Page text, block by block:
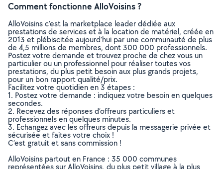
Comment fonctionne AlloVoisins ?
AlloVoisins c’est la marketplace leader dédiée aux
prestations de services et à la location de matériel, créée en
2013 et plébiscitée aujourd’hui par une communauté de plus
de 4,5 millions de membres, dont 300 000 professionnels.
Postez votre demande et trouvez proche de chez vous un
particulier ou un professionnel pour réaliser toutes vos
prestations, du plus petit besoin aux plus grands projets,
pour un bon rapport qualité/prix.
Facilitez votre quotidien en 3 étapes :
1. Postez votre demande : indiquez votre besoin en quelques
secondes.
2. Recevez des réponses d’offreurs particuliers et
professionnels en quelques minutes.
3. Echangez avec les offreurs depuis la messagerie privée et
sécurisée et faites votre choix !
C’est gratuit et sans commission !
AlloVoisins partout en France : 35 000 communes
représentées sur AlloVoisins, du plus petit village à la plus